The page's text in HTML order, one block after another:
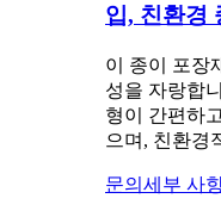
입, 친환경
이 종이 포장
성을 자랑합
형이 간편하
으며, 친환경
문의 세부 사